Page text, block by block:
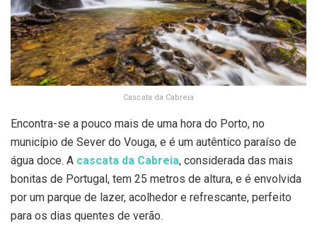
Cascata da Cabreia
Encontra-se a pouco mais de uma hora do Porto, no
município de Sever do Vouga, e é um autêntico paraíso de
água doce. A cascata da Cabreia, considerada das mais
bonitas de Portugal, tem 25 metros de altura, e é envolvida
por um parque de lazer, acolhedor e refrescante, perfeito
para os dias quentes de verão.